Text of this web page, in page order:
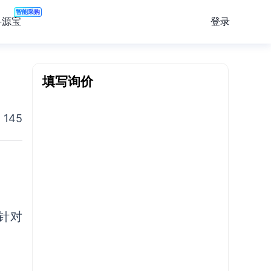
宝
智能采购
登录
145
对
填写询价